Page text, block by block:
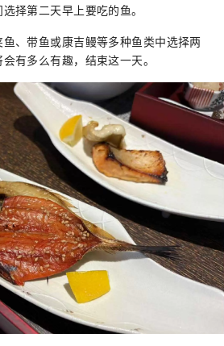
择第二天早上要吃的鱼。
、带鱼或康吉鳗等多种鱼类中选择两
有多么有趣，结束这一天。